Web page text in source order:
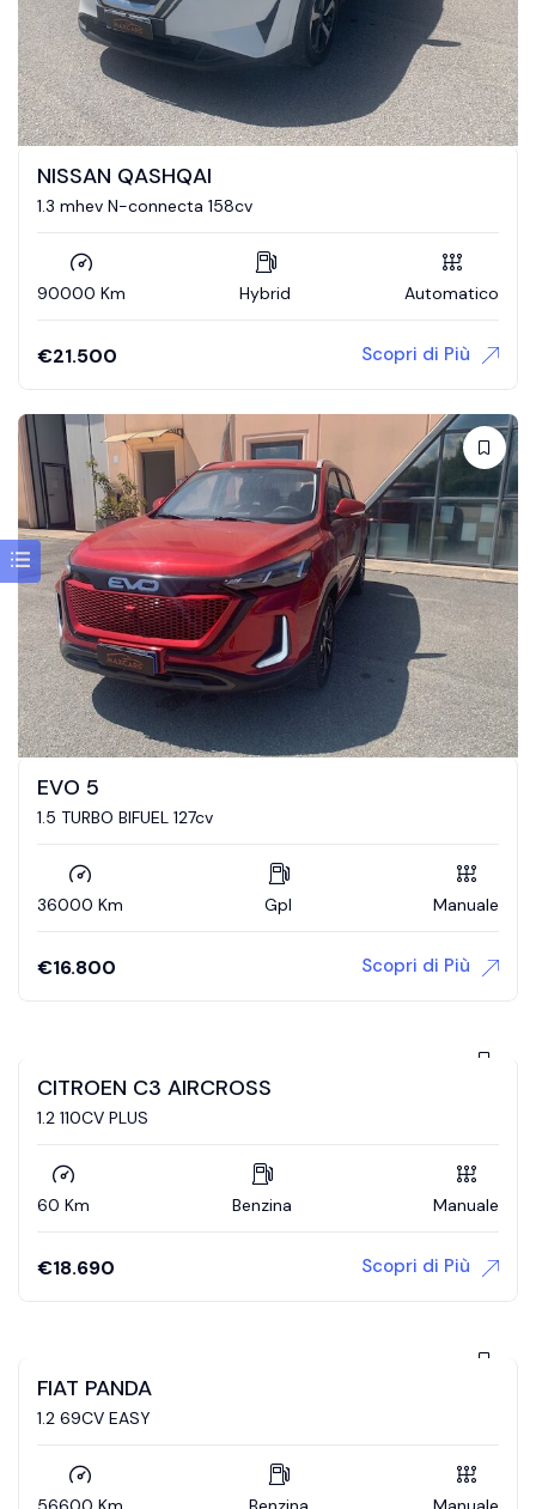
NISSAN QASHQAI
1.3 mhev N-connecta 158cv
90000 Km Hybrid Automatico
€21.500 Scopri di Più
EVO 5
1.5 TURBO BIFUEL 127cv
36000 Km Gpl Manuale
€16.800 Scopri di Più
CITROEN C3 AIRCROSS
1.2 110CV PLUS
60 Km Benzina Manuale
€18.690 Scopri di Più
FIAT PANDA
1.2 69CV EASY